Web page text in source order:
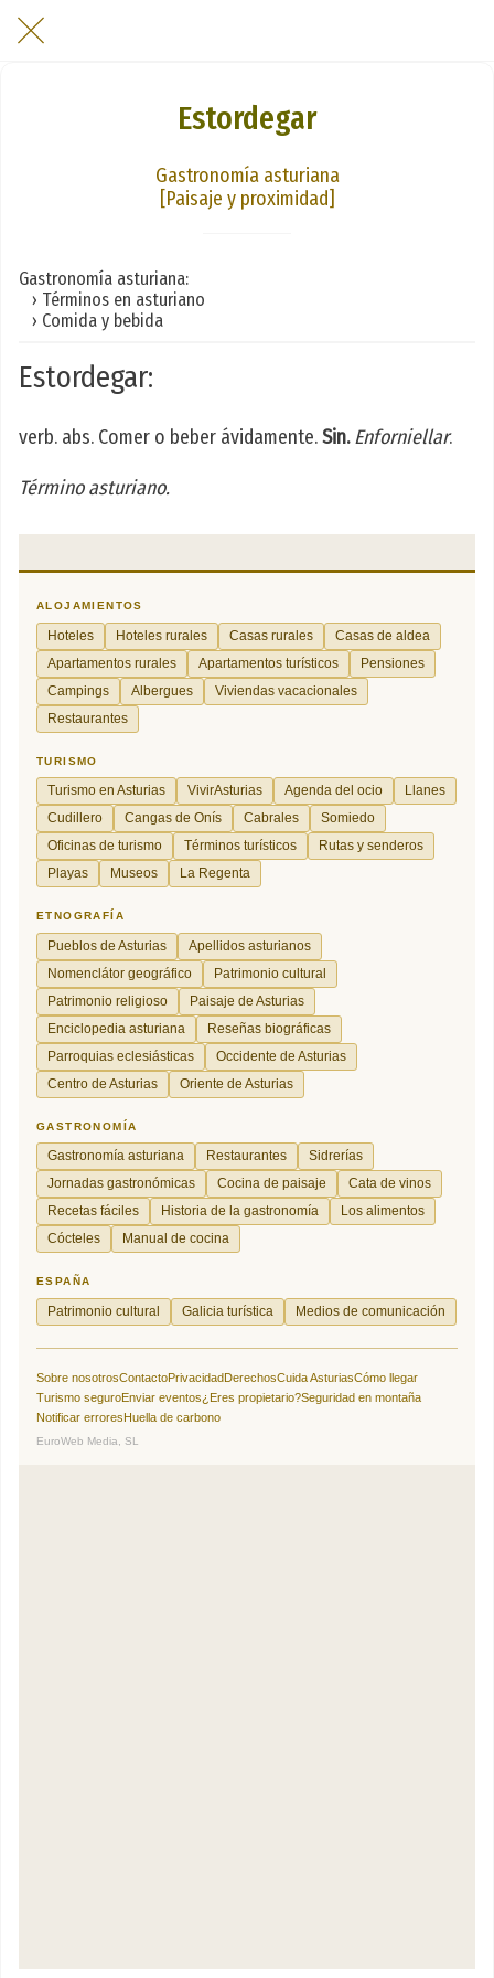
Estordegar
Gastronomía asturiana
[Paisaje y proximidad]
Gastronomía asturiana:
› Términos en asturiano
› Comida y bebida
Estordegar:
verb. abs. Comer o beber ávidamente.Sin. Enforniellar.
Término asturiano.